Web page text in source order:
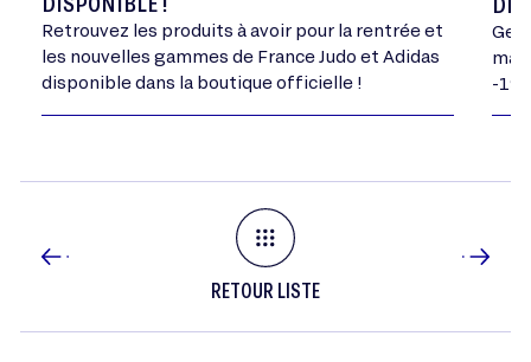
Retrouvez les produits à avoir pour la rentrée et
les nouvelles gammes de France Judo et Adidas
disponible dans la boutique officielle !
-
RETOUR LISTE